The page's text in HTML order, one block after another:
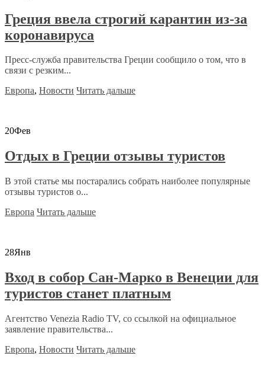
Греция ввела строгий карантин из-за
коронавируса
Пресс-служба правительства Греции сообщило о том, что в
связи с резким...
Европа, Новости Читать дальше
20Фев
Отдых в Греции отзывы туристов
В этой статье мы постарались собрать наиболее популярные
отзывы туристов о...
Европа Читать дальше
28Янв
Вход в собор Сан-Марко в Венеции для
туристов станет платным
Агентство Venezia Radio TV, со ссылкой на официальное
заявление правительства...
Европа, Новости Читать дальше